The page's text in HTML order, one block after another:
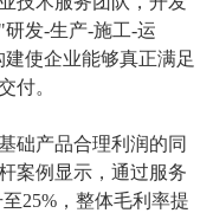
发-生产-施工-运
使企业能够真正满足
付。
础产品合理利润的同
案例显示，通过服务
25%，整体毛利率提